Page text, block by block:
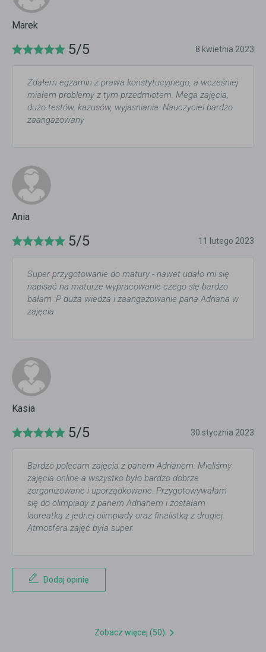
Marek
5/5 8 kwietnia 2023
Zdałem egzamin z prawa konstytucyjnego, a wcześniej
miałem problemy z tym przedmiotem. Mega zajęcia,
dużo testów, kazusów, wyjasniania. Nauczyciel bardzo
zaangażowany
Ania
5/5 11 lutego 2023
Super przygotowanie do matury - nawet udało mi się
napisać na maturze wypracowanie czego się bardzo
bałam :P duża wiedza i zaangażowanie pana Adriana w
zajęcia
Kasia
5/5 30 stycznia 2023
Bardzo polecam zajęcia z panem Adrianem. Mieliśmy
zajęcia online a wszystko było bardzo dobrze
zorganizowane i uporządkowane. Przygotowywałam
się do olimpiady z panem Adrianem i zostałam
laureatką z jednej olimpiady oraz finalistką z drugiej.
Atmosfera zajęć była super.
Dodaj opinię
Zobacz więcej (50)